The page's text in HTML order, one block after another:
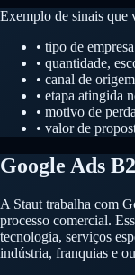
Exemplo de sinais que
• tipo de
• quantidade,
• canal de
• etapa atingida
• motivo de
• valor de
Google Ads
A Staut trabalha com
processo comercial.
tecnologia, serviços
indústria, franquias e